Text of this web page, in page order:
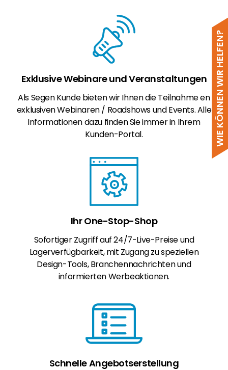
WIE KÖNNEN WIR HELFEN?
Exklusive Webinare und Veranstaltungen
Als Segen Kunde bieten wir Ihnen die Teilnahme en
exklusiven Webinaren / Roadshows und Events. Alle
Informationen dazu finden Sie immer in Ihrem
Kunden-Portal.
Ihr One-Stop-Shop
Sofortiger Zugriff auf 24/7-Live-Preise und
Lagerverfügbarkeit, mit Zugang zu speziellen
Design-Tools, Branchennachrichten und
informierten Werbeaktionen.
Schnelle Angebotserstellung